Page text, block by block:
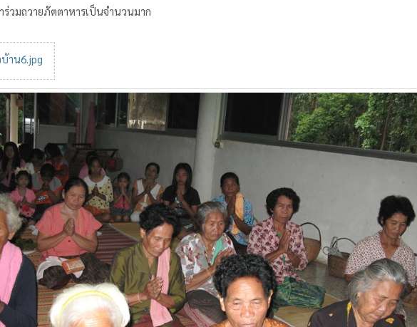
ร่วมถวายภัตตาหารเป็นจำนวนมาก
าน6.jpg